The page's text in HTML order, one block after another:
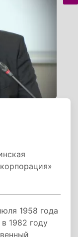
1958 года
1982 году